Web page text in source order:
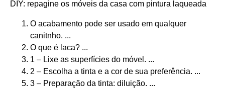
DIY: repagine os móveis da casa com pintura laqueada
O acabamento pode ser usado em qualquer
canitnho. ...
O que é laca? ...
1 – Lixe as superfícies do móvel. ...
2 – Escolha a tinta e a cor de sua preferência. ...
3 – Preparação da tinta: diluição. ...